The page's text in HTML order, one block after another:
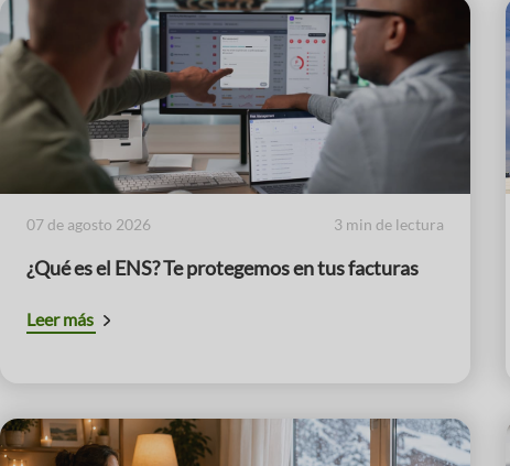
07 de agosto 2026 3 min de lectura
¿Qué es el ENS? Te protegemos en tus facturas
Leer más